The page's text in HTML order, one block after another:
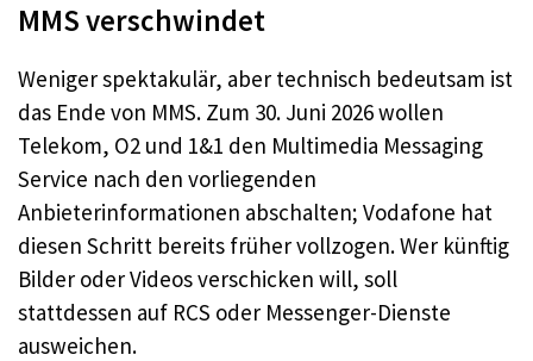
MMS verschwindet
Weniger spektakulär, aber technisch bedeutsam ist
das Ende von MMS. Zum 30. Juni 2026 wollen
Telekom, O2 und 1&1 den Multimedia Messaging
Service nach den vorliegenden
Anbieterinformationen abschalten; Vodafone hat
diesen Schritt bereits früher vollzogen. Wer künftig
Bilder oder Videos verschicken will, soll
stattdessen auf RCS oder Messenger-Dienste
ausweichen.